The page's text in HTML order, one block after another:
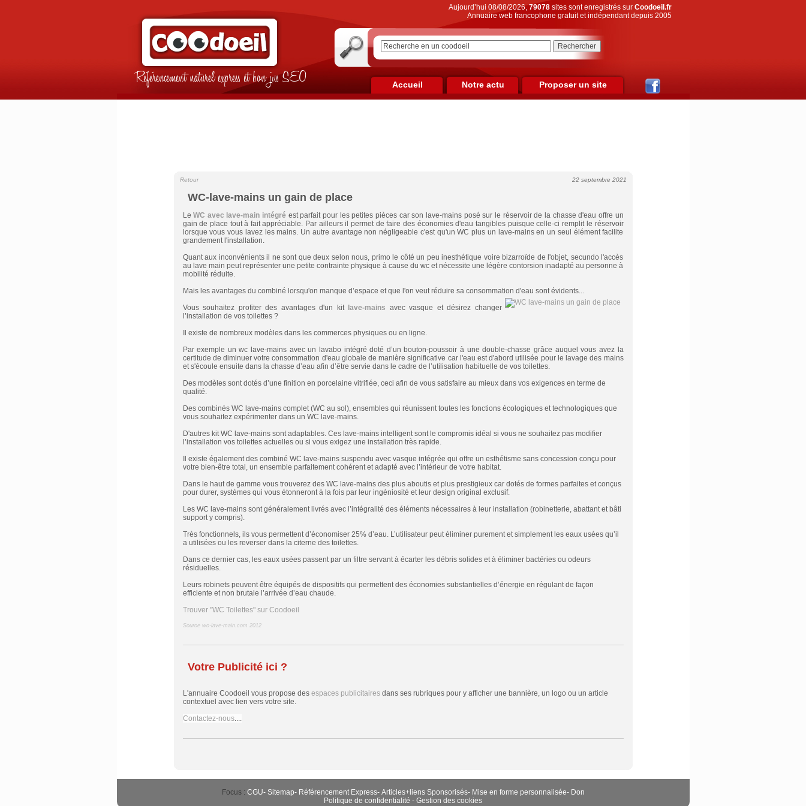
Référencement naturel express et bon jus SEO
Aujourd’hui 08/08/2026,79078sites sont enregistrés sur Coodoeil.fr
Annuaire web francophone gratuit et indépendant depuis 2005
Accueil Notre actu Proposer un site
WC-lave-mains un gain de place
Retour 22 septembre 2021
LeWC avec lave-main intégré est parfait pour les petites pièces car son lave-mains posé sur le réservoir de la chasse d'eau offre un
gain de place tout à fait appréciable. Par ailleurs il permet de faire des économies d'eau tangibles puisque celle-ci remplit le réservoir
lorsque vous vous lavez les mains. Un autre avantage non négligeable c'est qu'un WC plus un lave-mains en un seul élément facilite
grandement l'installation.
Quant aux inconvénients il ne sont que deux selon nous, primo le côté un peu inesthétique voire bizarroïde de l'objet, secundo l'accès
au lave main peut représenter une petite contrainte physique à cause du wc et nécessite une légère contorsion inadapté au personne à
mobilité réduite.
Mais les avantages du combiné lorsqu'on manque d’espace et que l'on veut réduire sa consommation d'eau sont évidents...
Vous souhaitez profiter des avantages d'un kit lave-mains avec vasque et désirez changer
l’installation de vos toilettes ?
Il existe de nombreux modèles dans les commerces physiques ou en ligne.
Par exemple un wc lave-mains avec un lavabo intégré doté d’un bouton-poussoir à une double-chasse grâce auquel vous avez la
certitude de diminuer votre consommation d'eau globale de manière significative car l'eau est d'abord utilisée pour le lavage des mains
et s'écoule ensuite dans la chasse d’eau afin d’être servie dans le cadre de l’utilisation habituelle de vos toilettes.
Des modèles sont dotés d’une finition en porcelaine vitrifiée, ceci afin de vous satisfaire au mieux dans vos exigences en terme de
qualité.
Des combinés WC lave-mains complet (WC au sol), ensembles qui réunissent toutes les fonctions écologiques et technologiques que
vous souhaitez expérimenter dans un WC lave-mains.
D'autres kit WC lave-mains sont adaptables. Ces lave-mains intelligent sont le compromis idéal si vous ne souhaitez pas modifier
l’installation vos toilettes actuelles ou si vous exigez une installation très rapide.
Il existe également des combiné WC lave-mains suspendu avec vasque intégrée qui offre un esthétisme sans concession conçu pour
votre bien-être total, un ensemble parfaitement cohérent et adapté avec l’intérieur de votre habitat.
Dans le haut de gamme vous trouverez des WC lave-mains des plus aboutis et plus prestigieux car dotés de formes parfaites et conçus
pour durer, systèmes qui vous étonneront à la fois par leur ingéniosité et leur design original exclusif.
Les WC lave-mains sont généralement livrés avec l’intégralité des éléments nécessaires à leur installation (robinetterie, abattant et bâti
support y compris).
Très fonctionnels, ils vous permettent d’économiser 25% d’eau. L’utilisateur peut éliminer purement et simplement les eaux usées qu’il
a utilisées ou les reverser dans la citerne des toilettes.
Dans ce dernier cas, les eaux usées passent par un filtre servant à écarter les débris solides et à éliminer bactéries ou odeurs
résiduelles.
Leurs robinets peuvent être équipés de dispositifs qui permettent des économies substantielles d’énergie en régulant de façon
efficiente et non brutale l’arrivée d’eau chaude.
Trouver "WC Toilettes" sur Coodoeil
Source wc-lave-main.com 2012
Votre Publicité ici ?
L'annuaire Coodoeil vous propose des espaces publicitairesdans ses rubriques pour y afficher une bannière, un logo ou un article
contextuel avec lien vers votre site.
Contactez-nous....
Focus : CGU- Sitemap- Référencement Express- Articles+liens Sponsorisés- Mise en forme personnalisée- Don
Politique de confidentialité - Gestion des cookies